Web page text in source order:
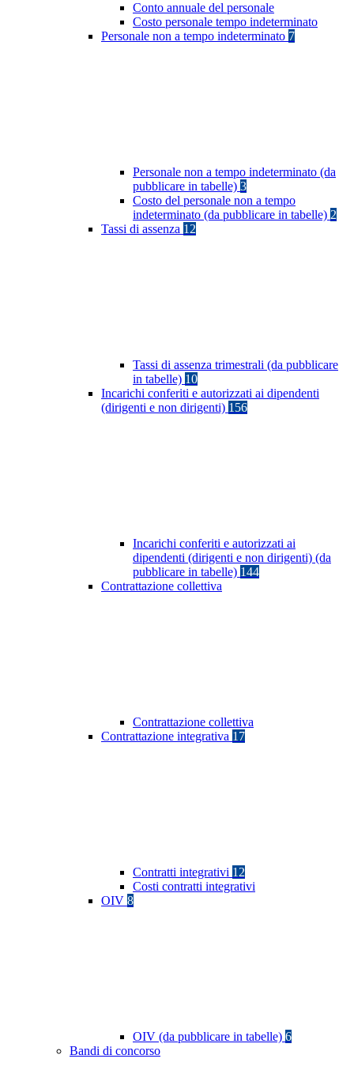
Conto annuale del personale
Costo personale tempo indeterminato
Personale non a tempo indeterminato 7
Personale non a tempo indeterminato (da
pubblicare in tabelle) 3
Costo del personale non a tempo
indeterminato (da pubblicare in tabelle) 2
Tassi di assenza 12
Tassi di assenza trimestrali (da pubblicare
in tabelle) 10
Incarichi conferiti e autorizzati ai dipendenti
(dirigenti e non dirigenti) 156
Incarichi conferiti e autorizzati ai
dipendenti (dirigenti e non dirigenti) (da
pubblicare in tabelle) 144
Contrattazione collettiva
Contrattazione collettiva
Contrattazione integrativa 17
Contratti integrativi 12
Costi contratti integrativi
OIV 8
OIV (da pubblicare in tabelle) 6
Bandi di concorso